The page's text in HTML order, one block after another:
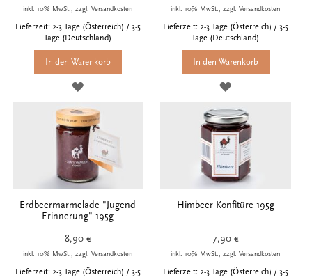
inkl. 10% MwSt., zzgl. Versandkosten
Lieferzeit: 2-3 Tage (Österreich) / 3-5
Tage (Deutschland)
In den Warenkorb
ZUR
WUNSCHLISTE
HINZUFÜGEN
inkl. 10% MwSt., zzgl. Versandkosten
Lieferzeit: 2-3 Tage (Österreich) / 3-5
Tage (Deutschland)
In den Warenkorb
ZUR
WUNSCHLISTE
HINZUFÜGEN
Erdbeermarmelade "Jugend
Erinnerung" 195g
8,90 €
inkl. 10% MwSt., zzgl. Versandkosten
Lieferzeit: 2-3 Tage (Österreich) / 3-5
Himbeer Konfitüre 195g
7,90 €
inkl. 10% MwSt., zzgl. Versandkosten
Lieferzeit: 2-3 Tage (Österreich) / 3-5